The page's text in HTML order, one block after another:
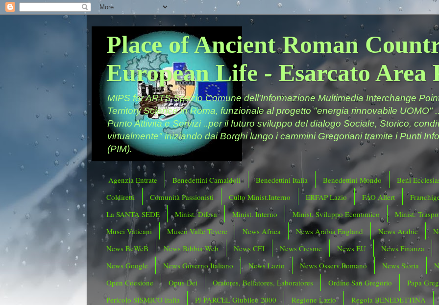
Place of Ancient Roman
European Life - Esarcato Area
MIPS for ARTS Spazio Comune dell'Informazione Multimedia Interchange
Territory Science in Roma, funzionale al progetto "energia rinnovabile UOMO"
Punto Attività e Servizi ..per il futuro sviluppo del dialogo Sociale, Storico,
virtualmente" iniziando dai Borghi lungo i cammini Gregoriani tramite i Punti
(PIM).
Agenzia Entrate Benedettini Camaldoli Benedettini Italia Benedettini Mondo
Beni
Coldiretti
Comunità Passionisti Culto Minist.Interno ERFAP Lazio FAO Allert
La SANTA SEDE
Minist. Difesa Minist. Interno Minist. Sviluppo Economico
Minist.
Musei Vaticani
Museo Valle Tevere News Africa News Arabia England News Arabic
News BeWeB
News Bibbia Web News CEI News Cresme News EU
News Finanza
News Google
News Governo Italiano News Lazio News Osserv.Romano News Storia
Open Coesione
Opus Dei Oratores, Bellatores, Laboratores Ordine San Gregorio
Papa
Pericolo SISMICO Italia
PJ PARCEL Giubileo 2000 Regione Lazio
Regola BENEDETTINA